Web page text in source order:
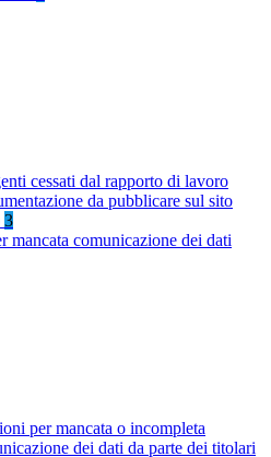
cessati dal rapporto di lavoro
da pubblicare sul sito
3
mancata comunicazione dei dati
per mancata o incompleta
dei dati da parte dei titolari